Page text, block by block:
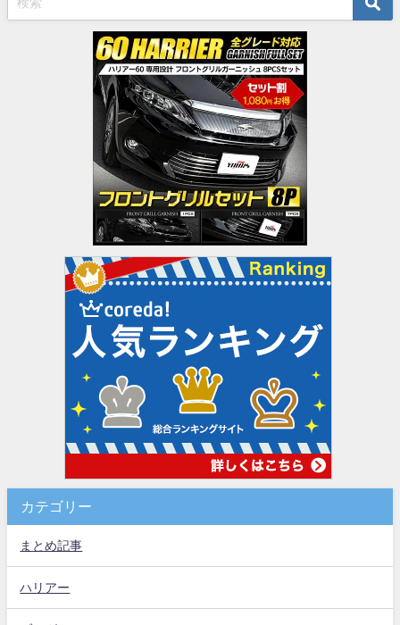
カテゴリー
まとめ記事
ハリアー